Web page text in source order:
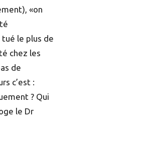
«on
le plus de
chez les
de
c’est :
? Qui
le Dr